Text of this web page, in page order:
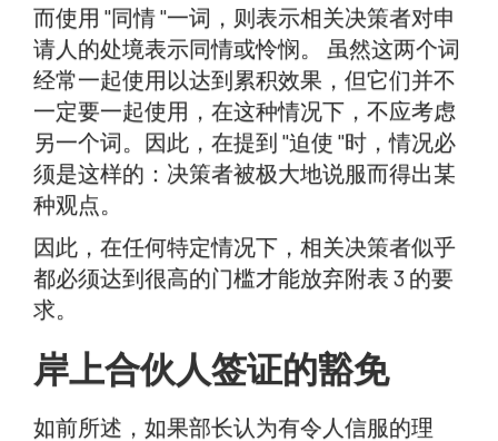
而使用 "同情 "一词，则表示相关决策者对申
请人的处境表示同情或怜悯。 虽然这两个词
经常一起使用以达到累积效果，但它们并不
一定要一起使用，在这种情况下，不应考虑
另一个词。因此，在提到 "迫使 "时，情况必
须是这样的：决策者被极大地说服而得出某
种观点。
因此，在任何特定情况下，相关决策者似乎
都必须达到很高的门槛才能放弃附表 3 的要
求。
岸上合伙人签证的豁免
如前所述，如果部长认为有令人信服的理